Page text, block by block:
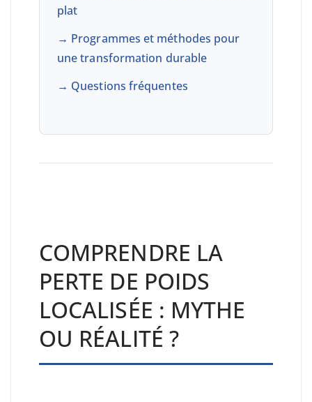
plat
→ Programmes et méthodes pour
une transformation durable
→ Questions fréquentes
COMPRENDRE LA
PERTE DE POIDS
LOCALISÉE : MYTHE
OU RÉALITÉ ?